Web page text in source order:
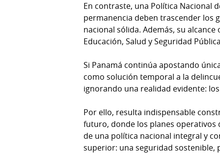
En contraste, una Política Nacional
permanencia deben trascender los
nacional sólida. Además, su
Educación, Salud y Seguridad
Si Panamá continúa apostando
como solución temporal a la
ignorando una realidad evidente:
Por ello, resulta indispensable
futuro, donde los planes
de una política nacional integral y
superior: una seguridad